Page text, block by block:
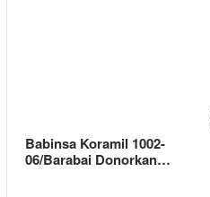
Babinsa Koramil 1002-
06/Barabai Donorkan…